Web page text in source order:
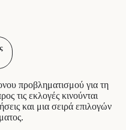
προβληματισμού για τη
τις εκλογές κινούνται
και μια σειρά επιλογών